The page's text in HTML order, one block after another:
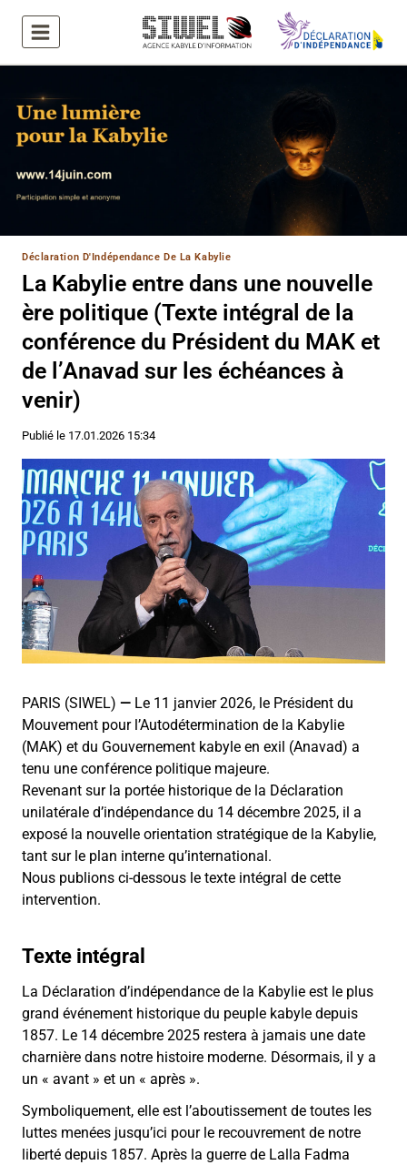
contenu
Déclaration D'Indépendance De La Kabylie
La Kabylie entre dans une nouvelle
ère politique (Texte intégral de la
conférence du Président du MAK et
de l’Anavad sur les échéances à
venir)
Publié le 17.01.2026 15:34
PARIS (SIWEL) — Le 11 janvier 2026, le Président du
Mouvement pour l’Autodétermination de la Kabylie
(MAK) et du Gouvernement kabyle en exil (Anavad) a
tenu une conférence politique majeure.
Revenant sur la portée historique de la Déclaration
unilatérale d’indépendance du 14 décembre 2025, il a
exposé la nouvelle orientation stratégique de la Kabylie,
tant sur le plan interne qu’international.
Nous publions ci-dessous le texte intégral de cette
intervention.
Texte intégral
La Déclaration d’indépendance de la Kabylie est le plus
grand événement historique du peuple kabyle depuis
1857. Le 14 décembre 2025 restera à jamais une date
charnière dans notre histoire moderne. Désormais, il y a
un « avant » et un « après ».
Symboliquement, elle est l’aboutissement de toutes les
luttes menées jusqu’ici pour le recouvrement de notre
liberté depuis 1857. Après la guerre de Lalla Fadma